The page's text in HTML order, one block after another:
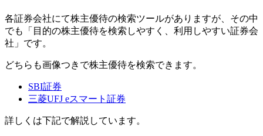
各証券会社にて株主優待の検索ツールがありますが、その中
でも「目的の株主優待を検索しやすく、利用しやすい証券会
社」です。
どちらも画像つきで株主優待を検索できます。
SBI証券
三菱UFJ eスマート証券
詳しくは下記で解説しています。